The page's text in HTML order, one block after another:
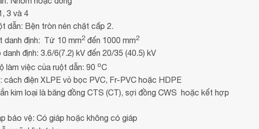
3 và 4
dẫn: Bện tròn nén chặt cấp 2.
danh định: Từ 10 mm2đến 1000 mm2
định: 3.6/6(7.2) kV đến 20/35 (40.5) kV
làm việc của ruột dẫn: 90 oC
cách điện XLPE vỏ bọc PVC, Fr-PVC hoặc HDPE
kim loại là băng đồng CTS (CT), sợi đồng CWS hoặc kết hợp
bảo vệ: Có giáp hoặc không có giáp